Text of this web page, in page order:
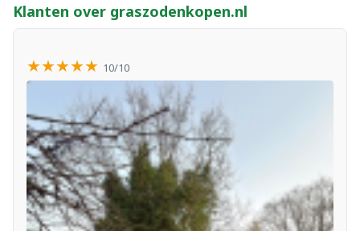
Klanten over graszodenkopen.nl
★★★★★ 10/10